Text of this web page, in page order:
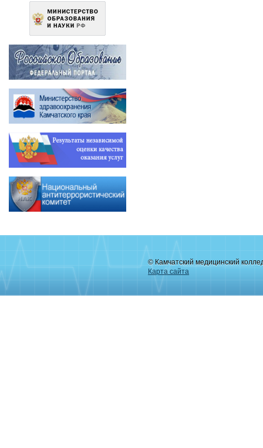
© Камчатский медицинский
Карта сайта